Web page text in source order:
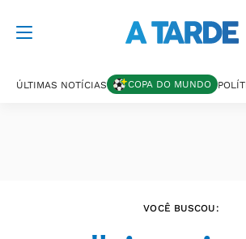
ÚLTIMAS NOTÍCIAS COPA DO MUNDO
VOCÊ BUSCOU: